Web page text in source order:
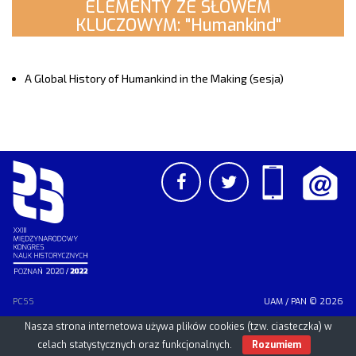
ELEMENTY ZE SŁOWEM
KLUCZOWYM: "Humankind"
A Global History of Humankind in the Making (sesja)
PCSS UAM / PAN © 2026
Nasza strona internetowa używa plików cookies (tzw. ciasteczka) w
celach statystycznych oraz funkcjonalnych.
Rozumiem